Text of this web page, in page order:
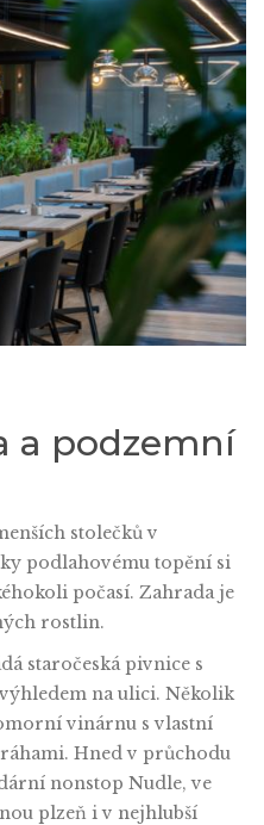
a podzemní
stolečků v
podlahovému topění si
počasí. Zahrada je
rostlin.
staročeská pivnice s
na ulici. Několik
vinárnu s vlastní
Hned v průchodu
nonstop Nudle, ve
plzeň i v nejhlubší